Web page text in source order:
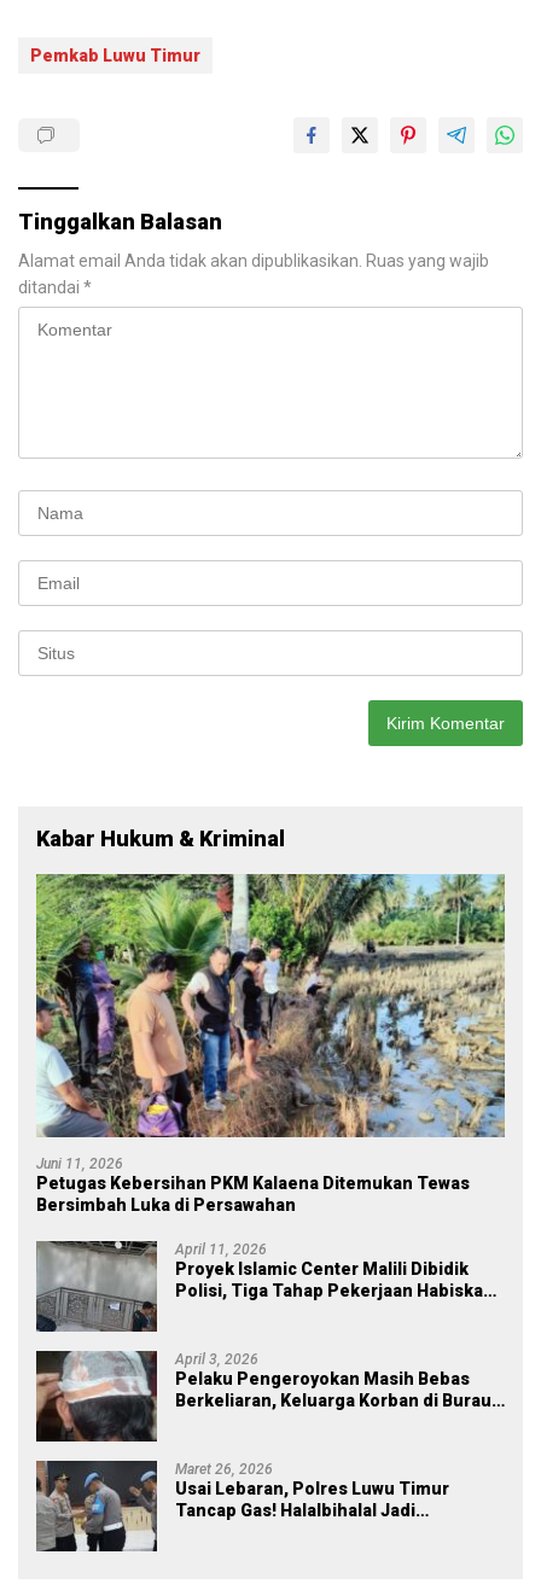
Pemkab Luwu Timur
Tinggalkan Balasan
Alamat email Anda tidak akan dipublikasikan. Ruas yang wajib
ditandai *
Kabar Hukum & Kriminal
Juni 11, 2026
Petugas Kebersihan PKM Kalaena Ditemukan Tewas
Bersimbah Luka di Persawahan
April 11, 2026
Proyek Islamic Center Malili Dibidik
Polisi, Tiga Tahap Pekerjaan Habiskan
April 3, 2026
Pelaku Pengeroyokan Masih Bebas
Berkeliaran, Keluarga Korban di Burau
Maret 26, 2026
Usai Lebaran, Polres Luwu Timur
Tancap Gas! Halalbihalal Jadi